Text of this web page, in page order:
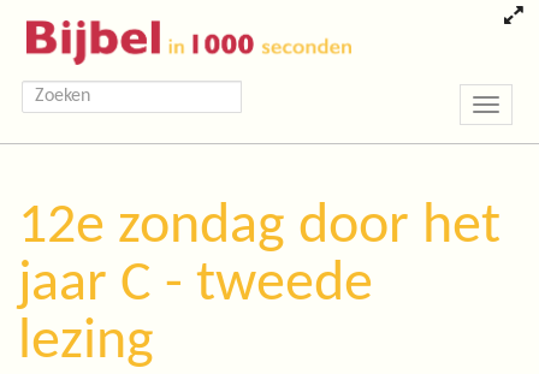
Toggle
12e zondag door het
jaar C - tweede
lezing